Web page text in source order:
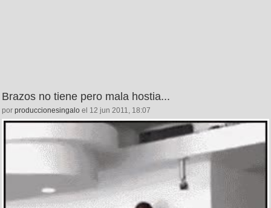
Brazos no tiene pero mala hostia...
por produccionesingalo el 12 jun 2011, 18:07